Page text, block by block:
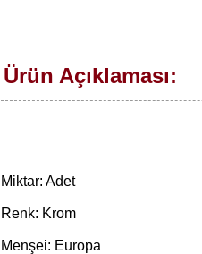
Ürün Açıklaması:
Miktar: Adet
Renk: Krom
Menşei: Europa